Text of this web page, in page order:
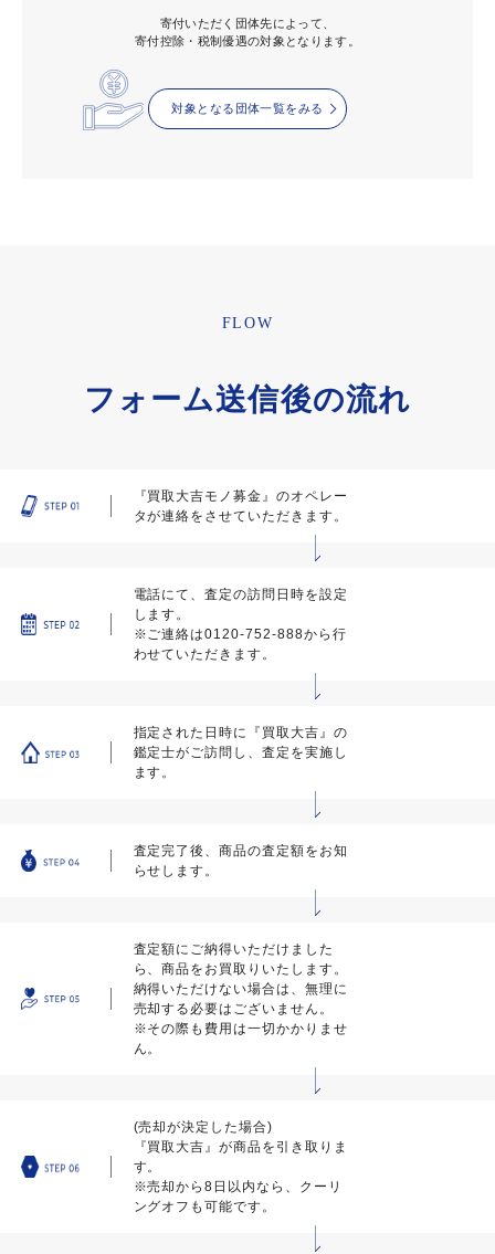
寄付いただく団体先によって、
寄付控除・税制優遇の対象となります。
対象となる団体一覧をみる
FLOW
フォーム送信後の流れ
『買取大吉モノ募金』のオペレー
タが連絡をさせていただきます。
電話にて、査定の訪問日時を設定
します。
※ご連絡は0120-752-888から行
わせていただきます。
指定された日時に『買取大吉』の
鑑定士がご訪問し、査定を実施し
ます。
査定完了後、商品の査定額をお知
らせします。
査定額にご納得いただけました
ら、商品をお買取りいたします。
納得いただけない場合は、無理に
売却する必要はございません。
※その際も費用は一切かかりませ
ん。
(売却が決定した場合)
『買取大吉』が商品を引き取りま
す。
※売却から8日以内なら、クーリ
ングオフも可能です。